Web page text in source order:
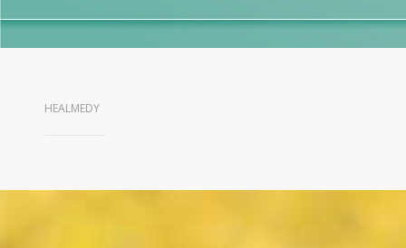
HEALMEDY